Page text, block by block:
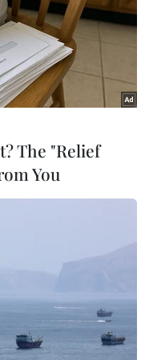
The "Relief
You